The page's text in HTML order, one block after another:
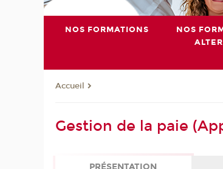
NOS FORMATIONS
NOS
Accueil
Gestion de la paie
PRÉSENTATION